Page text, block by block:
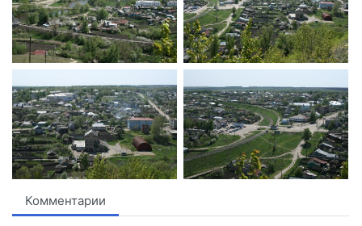
Комментарии